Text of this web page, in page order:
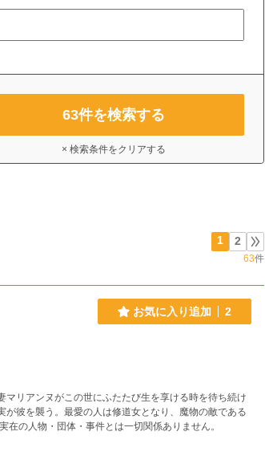
63件を検索する
× 検索条件をクリアする
1 2
63件
お気に入り追加 2
リアンヌがこの世にふたたび生を享ける時を待ち続け
彼を襲う。最愛の人は修道女となり、魔物の敵である
ンです。実在の人物・団体・事件とは一切関係ありません。